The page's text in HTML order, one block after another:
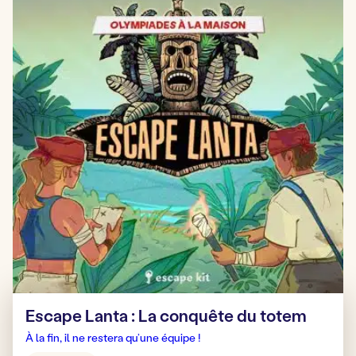
Escape Lanta : La conquête du totem
À la fin, il ne restera qu’une équipe !